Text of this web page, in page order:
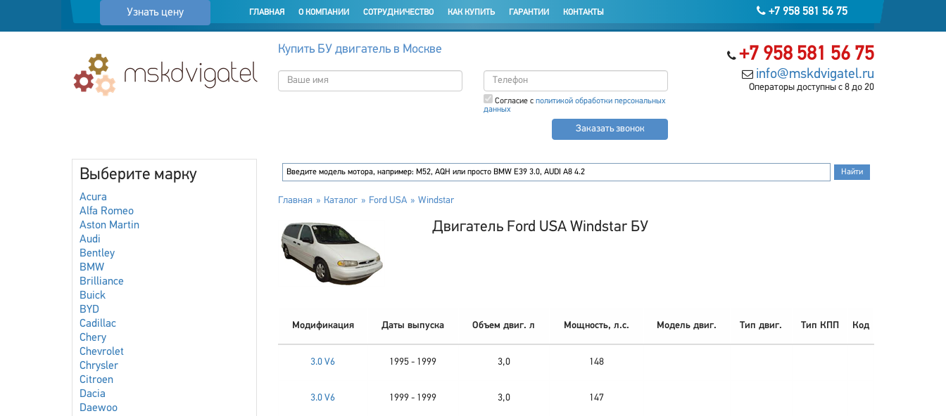
Узнать цену +7 958 581 56 75
ГЛАВНАЯ О КОМПАНИИ СОТРУДНИЧЕСТВО КАК КУПИТЬ ГАРАНТИИ КОНТАКТЫ
+7 958 581 56 75
info@mskdvigatel.ru
Операторы доступны с 8 до 20
Купить БУ двигатель в Москве
Согласие с политикой обработки персональных
данных
Заказать звонок
Выберите марку
Acura
Alfa Romeo
Aston Martin
Audi
Bentley
BMW
Brilliance
Buick
BYD
Cadillac
Chery
Chevrolet
Chrysler
Citroen
Dacia
Daewoo
Главная Каталог Ford USA Windstar
Двигатель Ford USA Windstar БУ
Модификация Даты выпуска Объем двиг. л Мощность, л.с. Модель двиг. Тип двиг. Тип КПП Код
3.0 V6 1995 - 1999 3,0 148
3.0 V6 1999 - 1999 3,0 147